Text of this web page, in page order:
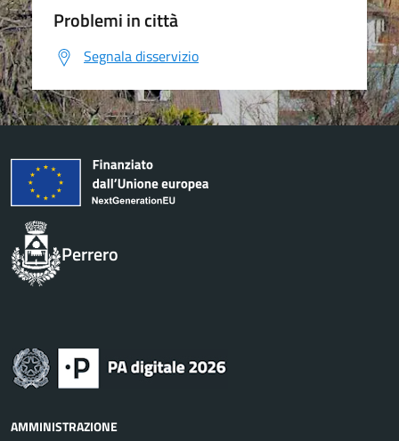
Problemi in città
Segnala disservizio
Perrero
AMMINISTRAZIONE